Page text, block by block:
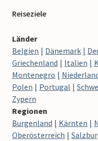
Reiseziele
Länder
Belgien
Dänemark
Griechenland
Italien
Montenegro
Polen
Portugal
Zypern
Regionen
Burgenland
Kärnten
Oberösterreich